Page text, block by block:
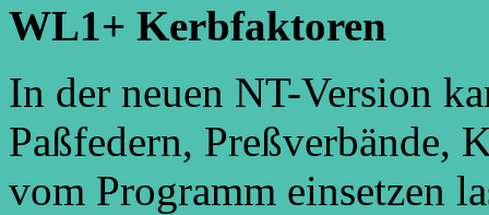
WL1+ Kerbfaktoren
In der neuen NT-Version
Paßfedern, Preßverbände,
vom Programm einsetzen